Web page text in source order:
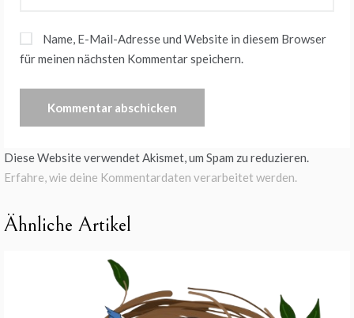
Name, E-Mail-Adresse und Website in diesem Browser
für meinen nächsten Kommentar speichern.
Diese Website verwendet Akismet, um Spam zu reduzieren.
Erfahre, wie deine Kommentardaten verarbeitet werden.
Ähnliche Artikel